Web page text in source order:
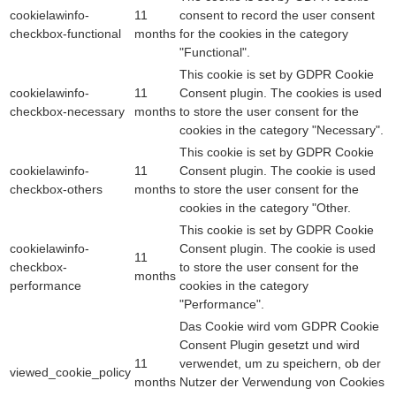
cookielawinfo-
checkbox-functional
11
months
consent to record the user consent
for the cookies in the category
"Functional".
cookielawinfo-
checkbox-necessary
11
months
This cookie is set by GDPR Cookie
Consent plugin. The cookies is used
to store the user consent for the
cookies in the category "Necessary".
cookielawinfo-
checkbox-others
11
months
This cookie is set by GDPR Cookie
Consent plugin. The cookie is used
to store the user consent for the
cookies in the category "Other.
cookielawinfo-
checkbox-
performance
11
months
This cookie is set by GDPR Cookie
Consent plugin. The cookie is used
to store the user consent for the
cookies in the category
"Performance".
viewed_cookie_policy
11
months
Das Cookie wird vom GDPR Cookie
Consent Plugin gesetzt und wird
verwendet, um zu speichern, ob der
Nutzer der Verwendung von Cookies